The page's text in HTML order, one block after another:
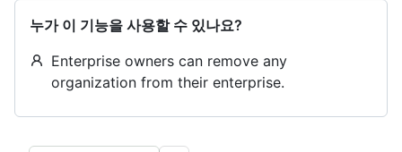
누가 이 기능을 사용할 수 있나요?
Enterprise owners can remove any
organization from their enterprise.